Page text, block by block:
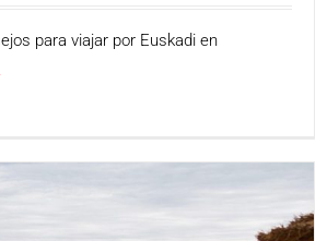
para viajar por Euskadi en